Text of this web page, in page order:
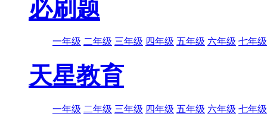
必刷题
一年级 二年级 三年级 四年级 五年级 六年级 七年级
天星教育
一年级 二年级 三年级 四年级 五年级 六年级 七年级